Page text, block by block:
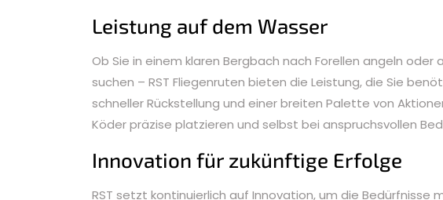
Leistung auf dem Wasser
Ob Sie in einem klaren Bergbach nach Forellen angeln
suchen – RST Fliegenruten bieten die Leistung, die Sie
schneller Rückstellung und einer breiten Palette von
Köder präzise platzieren und selbst bei anspruchsvollen
Innovation für zukünftige Erfolge
RST setzt kontinuierlich auf Innovation, um die Bedürfnisse